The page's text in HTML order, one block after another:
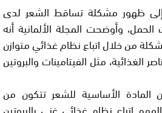
إلى ظهور مشكلة تساقط الشعر لدى
وأوضحت المجلة الألمانية أنه
من خلال اتباع نظام غذائي متوازن
الغذائية، مثل الفيتامينات والبروتين
المادة الأساسية للشعر تتكون من
اتباع نظام غذائي غني بالبروتين